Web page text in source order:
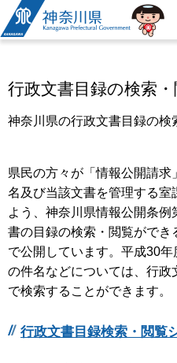
神奈川県
行政文書目録の検索・
神奈川県の行政文書目録の検
県民の方々が「情報公開請
名及び当該文書を管理する室
よう、神奈川県情報公開条
書の目録の検索・閲覧ができ
で公開しています。平成30
の件名などについては、行政
で検索することができます。
行政文書目録検索・閲覧